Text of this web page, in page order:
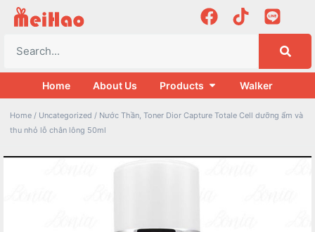
Home About Us Products Walker
Home / Uncategorized / Nước Thần, Toner Dior Capture Totale Cell dưỡng ẩm và
thu nhỏ lỗ chân lông 50ml